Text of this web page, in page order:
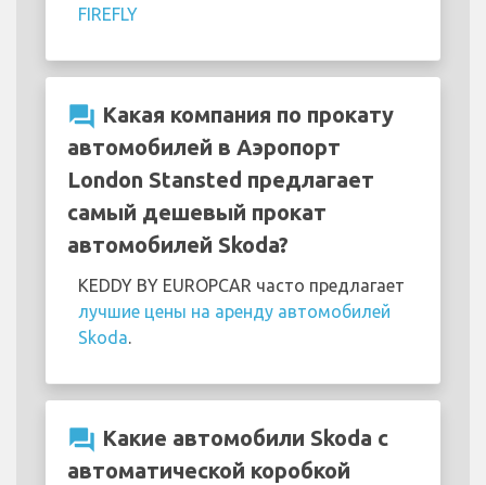
FIREFLY
question_answer Какая компания по прокату
автомобилей в Аэропорт
London Stansted предлагает
самый дешевый прокат
автомобилей Skoda?
KEDDY BY EUROPCAR часто предлагает
лучшие цены на аренду автомобилей
Skoda.
question_answer Какие автомобили Skoda с
автоматической коробкой